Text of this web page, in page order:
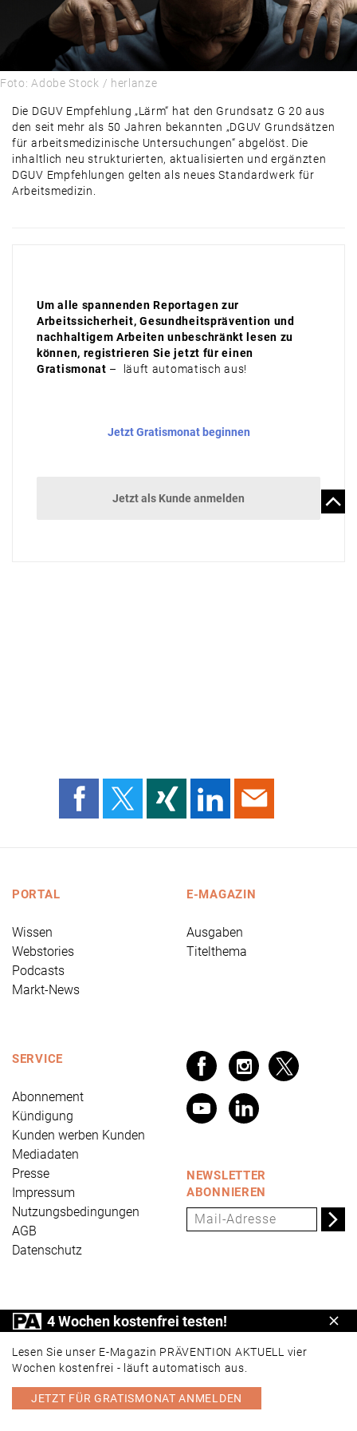
ALLES, WAS RECHT IST
PRODUKTE & MÄRKTE
DAMALS
Foto: Adobe Stock / herlanze
Die DGUV Empfehlung „Lärm“ hat den Grundsatz G 20 aus
den seit mehr als 50 Jahren bekannten „DGUV Grundsätzen
für arbeitsmedizinische Untersuchungen“ abgelöst. Die
inhaltlich neu strukturierten, aktualisierten und ergänzten
DGUV Empfehlungen gelten als neues Standardwerk für
Arbeitsmedizin.
Um alle spannenden Reportagen zur
Arbeitssicherheit, Gesundheitsprävention und
nachhaltigem Arbeiten unbeschränkt lesen zu
können, registrieren Sie jetzt für einen
Gratismonat – läuft automatisch aus!
Jetzt Gratismonat beginnen
Jetzt als Kunde anmelden
PORTAL
Wissen
Webstories
Podcasts
Markt-News
E-MAGAZIN
Ausgaben
Titelthema
SERVICE
Abonnement
Kündigung
Kunden werben Kunden
Mediadaten
Presse
Impressum
Nutzungsbedingungen
AGB
Datenschutz
NEWSLETTER
ABONNIEREN
PRÄVENTION AKTUELL ist ein Produkt der Universum
Verlag GmbH, Wettinerstraße 3-5, 65189 Wiesbaden,
www.universum.de,info@universum.de
PORTAL E-MAGAZIN
4 Wochen kostenfrei testen!
Lesen Sie unser E-Magazin PRÄVENTION AKTUELL vier
Wochen kostenfrei - läuft automatisch aus.
JETZT FÜR GRATISMONAT ANMELDEN